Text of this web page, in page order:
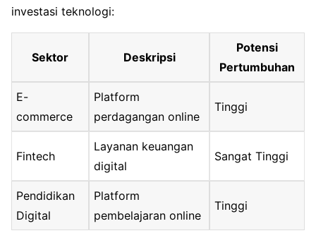
investasi teknologi:
Sektor Deskripsi
Potensi
Pertumbuhan
E-
commerce
Platform
perdagangan online
Tinggi
Fintech
Layanan keuangan
digital
Sangat Tinggi
Pendidikan
Digital
Platform
pembelajaran online
Tinggi